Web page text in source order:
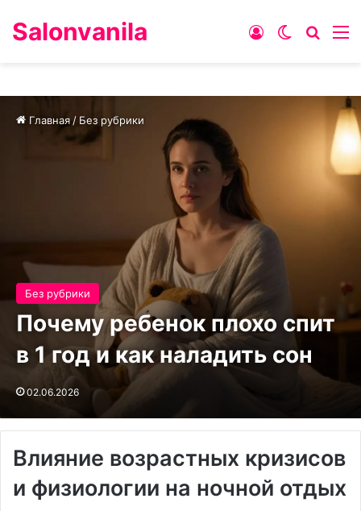
Salonvanila Switch skin
Войти
Главная / Без рубрики
Без рубрики
Почему ребенок плохо спит
в 1 год и как наладить сон
02.06.2026
Влияние возрастных кризисов
и физиологии на ночной отдых